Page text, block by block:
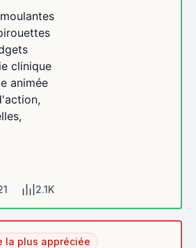
clinique
animée
2.1K
la plus appréciée